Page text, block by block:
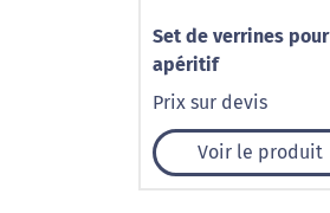
Set de verrines pour
apéritif
Prix sur devis
Voir le produit